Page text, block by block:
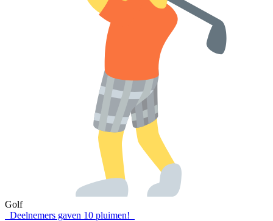
Golf
Deelnemers gaven 10 pluimen!